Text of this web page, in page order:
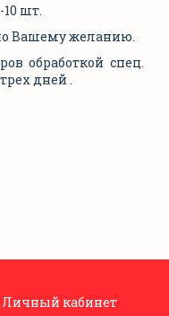
шт.
Вашему желанию.
обработкой спец.
дней .
Личный кабинет